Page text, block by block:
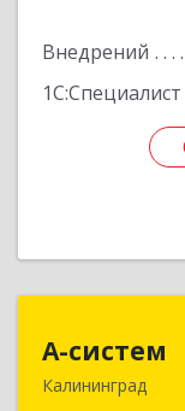
Внедрений
1С:Специалист
А-систем
Калининград
236016,